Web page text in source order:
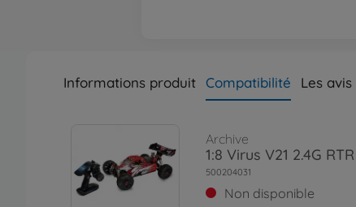
Informations produit Compatibilité Les avis
Archive
1:8 Virus V21 2.4G RTR
500204031
Non disponible